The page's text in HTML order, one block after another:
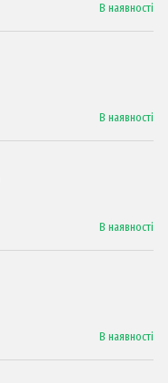
В наявності
В наявності
В наявності
В наявності